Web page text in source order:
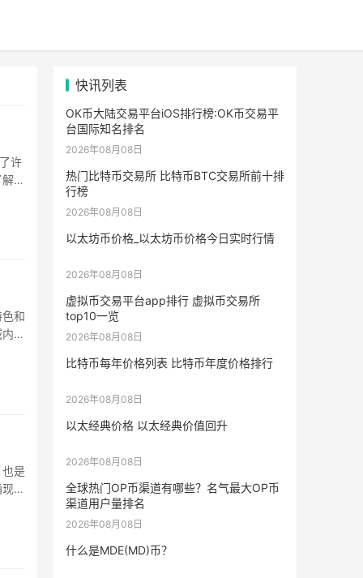
许
这
和
广
是
出
快讯列表
OK币大陆交易平台iOS排行榜:OK币交易平
台国际知名排名
2026年08月08日
热门比特币交易所 比特币BTC交易所前十排
行榜
2026年08月08日
以太坊币价格_以太坊币价格今日实时行情
2026年08月08日
虚拟币交易平台app排行 虚拟币交易所
top10一览
2026年08月08日
比特币每年价格列表 比特币年度价格排行
2026年08月08日
以太经典价格 以太经典价值回升
2026年08月08日
全球热门OP币渠道有哪些？名气最大OP币
渠道用户量排名
2026年08月08日
什么是MDE(MD)币？